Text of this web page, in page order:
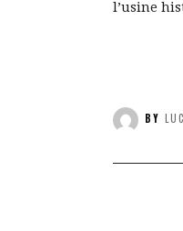
l’usine
BY